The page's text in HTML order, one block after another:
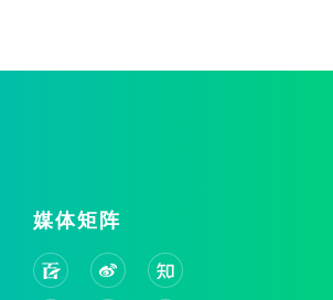
媒体矩阵